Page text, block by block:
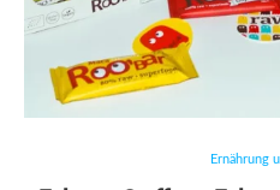
Ernährung